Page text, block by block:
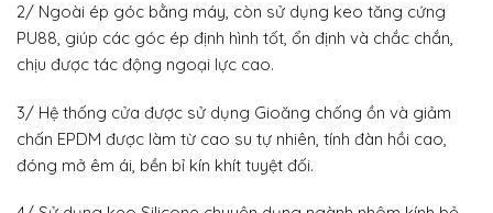
2/ Ngoài ép góc bằng máy, còn sử dụng keo tăng cứng
PU88, giúp các góc ép định hình tốt, ổn định và chắc chắn,
chịu được tác động ngoại lực cao.
3/ Hệ thống cửa được sử dụng Gioăng chống ồn và giảm
chấn EPDM được làm từ cao su tự nhiên, tính đàn hồi cao,
đóng mở êm ái, bền bỉ kín khít tuyệt đối.